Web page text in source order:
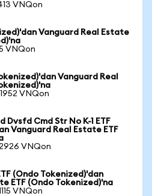
VNQon
Vanguard Real Estate
VNQon
Vanguard Real
VNQon
Dvsfd Cmd Str No K-1 ETF
Vanguard Real Estate ETF
VNQon
(Ondo Tokenized)'dan
ETF (Ondo Tokenized)'na
VNQon